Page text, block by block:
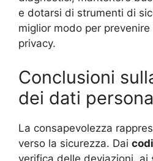
e dotarsi di strumenti di
miglior modo per
privacy.
Conclusioni
dei dati
La consapevolezza
verso la sicurezza. Dai
verifica delle deviazioni, ai